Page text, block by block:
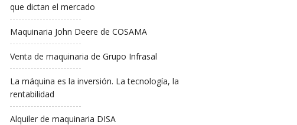
que dictan el mercado
Maquinaria John Deere de COSAMA
Venta de maquinaria de Grupo Infrasal
La máquina es la inversión. La tecnología, la
rentabilidad
Alquiler de maquinaria DISA